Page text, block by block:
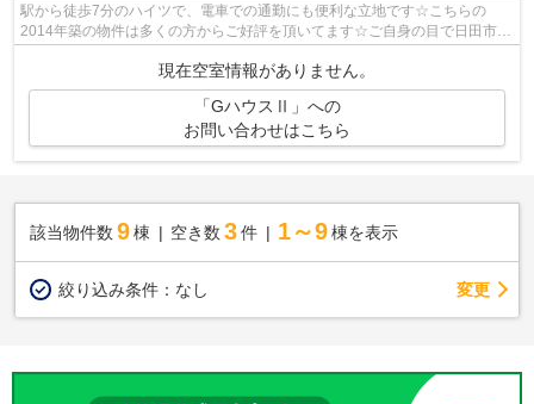
駅から徒歩7分のハイツで、電車での通勤にも便利な立地です☆こちらの
2014年築の物件は多くの方からご好評を頂いてます☆ご自身の目で日田市の
物件をご覧になりたいなら、くまのみ不動産...
現在空室情報がありません。
「GハウスⅡ」への
お問い合わせはこちら
該当物件数 9棟 空き数 3 件 1～9 棟を表示
絞り込み条件： なし 変更